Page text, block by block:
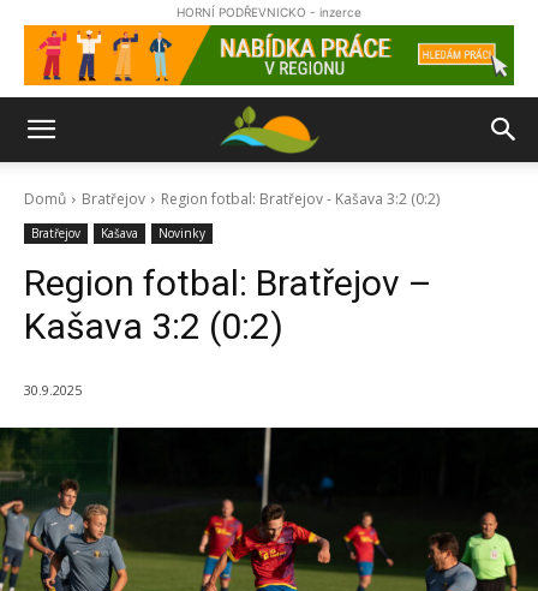
HORNÍ PODŘEVNICKO - inzerce
Domů Bratřejov Region fotbal: Bratřejov - Kašava 3:2 (0:2)
Bratřejov Kašava Novinky
Region fotbal: Bratřejov –
Kašava 3:2 (0:2)
30.9.2025